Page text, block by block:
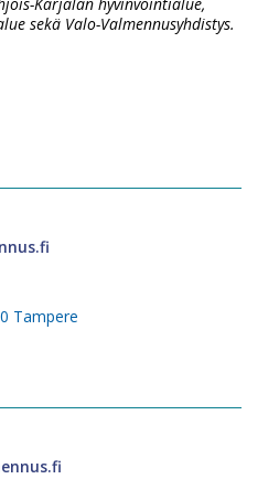
Karjalan hyvinvointialue,
sekä Valo-Valmennusyhdistys.
Tampere